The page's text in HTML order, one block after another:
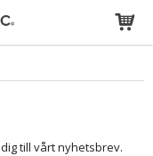
till vårt nyhetsbrev.